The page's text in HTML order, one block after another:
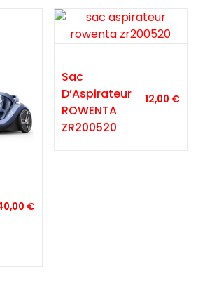
€
Sac
D’Aspirateur
ROWENTA
ZR200520
12,00 €